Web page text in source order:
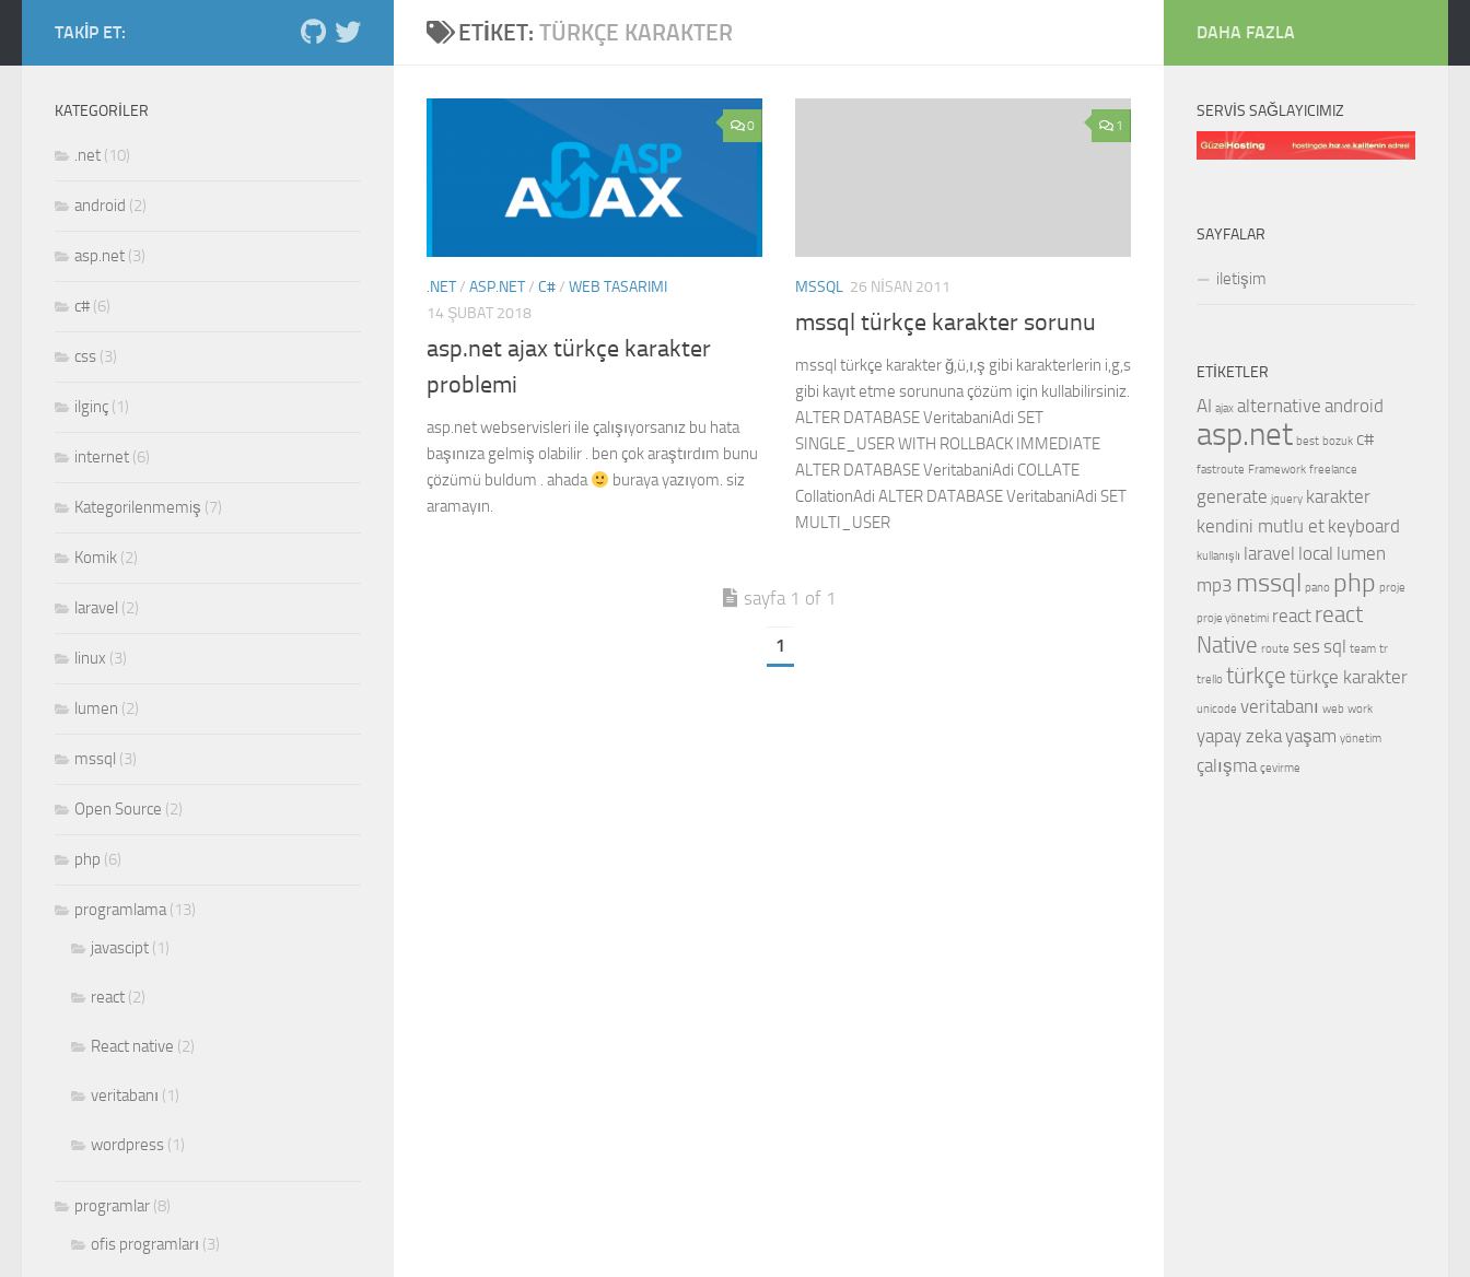
Skip to content
Salih Kiraz blog
ETIKET: TÜRKÇE KARAKTER
0
.NET/ ASP.NET/ C#/ WEB TASARIMI
14 ŞUBAT 2018
asp.net ajax türkçe karakter
problemi
asp.net webservisleri ile çalışıyorsanız bu hata
başınıza gelmiş olabilir . ben çok araştırdım bunu
çözümü buldum . ahada
buraya yazıyom. siz
aramayın.
1
MSSQL 26 NISAN 2011
mssql türkçe karakter sorunu
mssql türkçe karakter ğ,ü,ı,ş gibi karakterlerin i,g,s
gibi kayıt etme sorununa çözüm için kullabilirsiniz.
ALTER DATABASE VeritabaniAdi SET
SINGLE_USER WITH ROLLBACK IMMEDIATE
ALTER DATABASE VeritabaniAdi COLLATE
CollationAdi ALTER DATABASE VeritabaniAdi SET
MULTI_USER
sayfa 1 of 1
1
TAKIP ET:
KATEGORILER
.net (10)
android (2)
asp.net (3)
c# (6)
css (3)
ilginç (1)
internet (6)
Kategorilenmemiş (7)
Komik (2)
laravel (2)
linux (3)
lumen (2)
mssql (3)
Open Source (2)
php (6)
programlama(13)
javascipt (1)
react (2)
React native (2)
veritabanı (1)
wordpress (1)
programlar (8)
ofis programları (3)
DAHA FAZLA
SERVIS SAĞLAYICIMIZ
SAYFALAR
iletişim
ETIKETLER
AI ajax alternative android
asp.net best bozuk c#
fastroute Framework freelance
generate jquery karakter
kendini mutlu et keyboard
kullanışlı laravel local lumen
mp3 mssql pano php proje
proje yönetimi react react
Native route ses sql team tr
trello türkçe türkçe karakter
unicode veritabanı web work
yapay zekayaşam yönetim
çalışma çevirme